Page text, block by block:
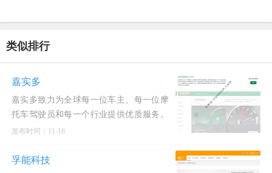
类似排行
嘉实多
嘉实多致力为全球每一位车主、每一位摩
托车驾驶员和每一个行业提供优质服务。
流动的科技，这是我们兑现承诺的法宝。
发布时间：11-16
孚能科技